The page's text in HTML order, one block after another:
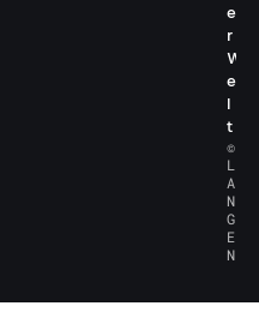
e
r
W
e
l
t
©
L
A
N
G
E
N